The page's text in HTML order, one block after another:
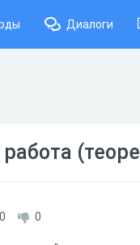
Диалоги
0 0